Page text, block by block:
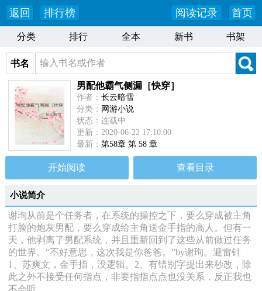
返回 排行榜 首页
阅读记录
分类 排行 全本 新书 书架
书名
男配他霸气侧漏［快穿］
作者： 长云暗雪
分类： 网游小说
状态：连载中
更新：2020-06-22 17:10:00
最新： 第58章 第 58 章
开始阅读 查看目录
小说简介
谢珣从前是个任务者，在系统的操控之下，要么穿成被主角
打脸的炮灰男配，要么穿成给主角送金手指的高人。但有一
天，他剥离了男配系统，并且重新回到了这些从前做过任务
的世界。“不好意思，这次我是你爸爸。”by谢珣。避雷针
1、苏爽文，金手指，没逻辑。2、有错别字提出来秒改，除
此之外不接受任何指点，非要指指点点也没关系，反正我也
不会听。